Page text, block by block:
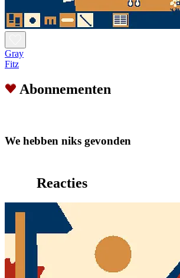
Gray
Fitz
Abonnementen
We hebben niks gevonden
Reacties